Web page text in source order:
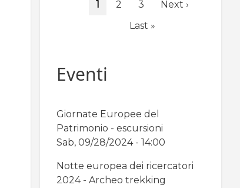
Pagina
1 Page
2 Page
3
Pagina
Next ›
Ultima
Last »
Eventi
Giornate Europee del
Patrimonio - escursioni
Sab, 09/28/2024 - 14:00
Notte europea dei ricercatori
2024 - Archeo trekking